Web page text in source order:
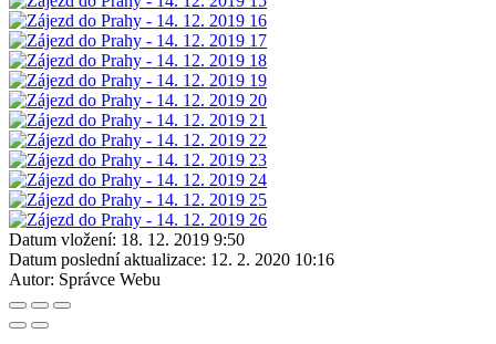
Datum vložení: 18. 12. 2019 9:50
Datum poslední aktualizace: 12. 2. 2020 10:16
Autor: Správce Webu